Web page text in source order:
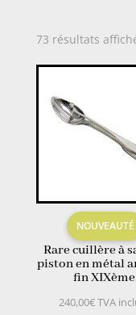
73 résultats
NOUVEAUTÉ
Rare cuillère à
piston en métal
fin
240,00€TVA